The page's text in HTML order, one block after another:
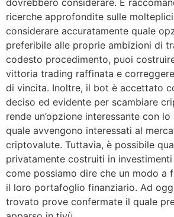
Il trading può comportare
comporta persino un pericolo
o totale del fondo il quale i innovativi
dovrebbero considerare. È
ricerche approfondite sulle
considerare accuratamente quale
preferibile alle proprie ambizioni di
codesto procedimento, puoi
vittoria trading raffinata e correggere
di vincita. Inoltre, il bot è accettato
deciso ed evidente per scambiare
rende un’opzione interessante con